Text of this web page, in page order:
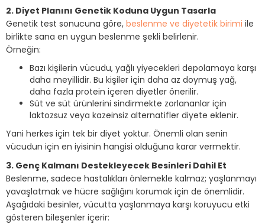
2. Diyet Planını Genetik Koduna Uygun Tasarla
Genetik test sonucuna göre, beslenme ve diyetetik birimi ile
birlikte sana en uygun beslenme şekli belirlenir.
Örneğin:
Bazı kişilerin vücudu, yağlı yiyecekleri depolamaya karşı
daha meyillidir. Bu kişiler için daha az doymuş yağ,
daha fazla protein içeren diyetler önerilir.
Süt ve süt ürünlerini sindirmekte zorlananlar için
laktozsuz veya kazeinsiz alternatifler diyete eklenir.
Yani herkes için tek bir diyet yoktur. Önemli olan senin
vücudun için en iyisinin hangisi olduğuna karar vermektir.
3. Genç Kalmanı Destekleyecek Besinleri Dahil Et
Beslenme, sadece hastalıkları önlemekle kalmaz; yaşlanmayı
yavaşlatmak ve hücre sağlığını korumak için de önemlidir.
Aşağıdaki besinler, vücutta yaşlanmaya karşı koruyucu etki
gösteren bileşenler içerir: